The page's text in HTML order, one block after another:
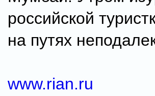
российской
на путях
www.rian.ru